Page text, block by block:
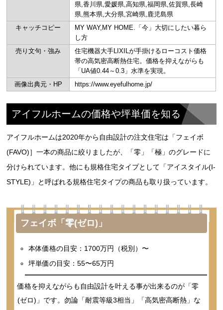
県,香川県,愛媛県,高知県,福岡県,佐賀県,長崎
県,熊本県,大分県,宮崎県,鹿児島県
キャッチコピー
MY WAY,MY HOME.「今」大切にしたい暮ら
し方
売り文句・強み
住宅機器大手LIXILが手掛けるローコスト価格
帯の高気密高断熱住宅。価格を抑えながらも
「UA値0.44～0.3」水準を実現。
画像出典元・HP
https://www.eyefulhome.jp/
アイフルホームの価格や坪単価を知る
アイフルホームは2020年から自由設計の注文住宅は「フェイボ
(FAVO)］一本の商品に絞りましたが、「零」「極」のグレードに
分けられています。他にも規格住宅タイプとして「アイスタイル(I-
STYLE)」と呼ばれる規格住宅タイプの商品も取り扱っています。
フェイボ「零(ゼロ)」
本体価格の目安：1700万円（税別）〜
坪単価の目安：55〜65万円
価格を抑えながらも自由設計を叶える事が出来るのが「零
(ゼロ)」です。勿論「耐震等級3相当」「高気密高断熱」な